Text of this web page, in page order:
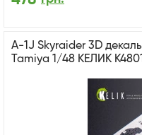
A-1J Skyraider 3D
Tamiya 1/48 КЕЛИК